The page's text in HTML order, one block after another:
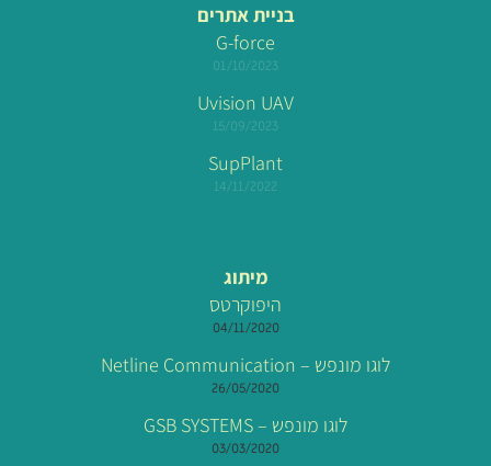
בניית אתרים
G-force
01/10/2023
Uvision UAV
15/09/2023
SupPlant
14/11/2022
מיתוג
היפוקרטס
04/11/2020
לוגו מונפש – Netline Communication
26/05/2020
לוגו מונפש – GSB SYSTEMS
03/03/2020